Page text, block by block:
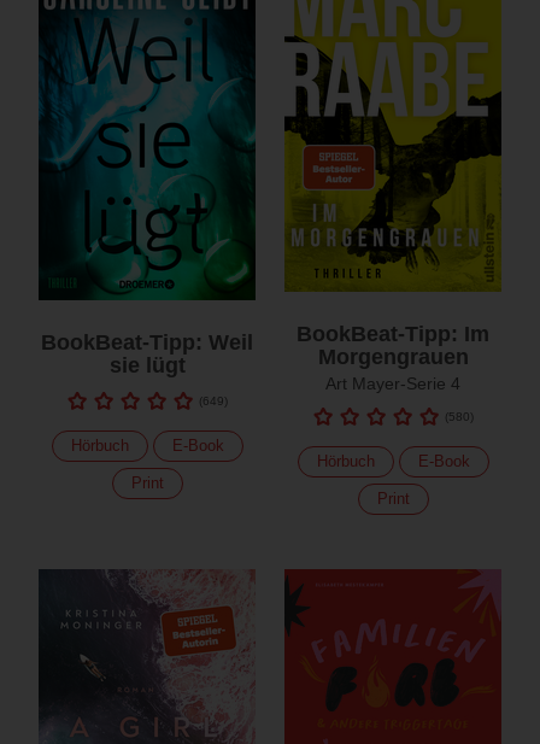
BookBeat-Tipp: Weil
sie lügt
(649)
Hörbuch E-Book
Print
BookBeat-Tipp: Im
Morgengrauen
Art Mayer-Serie 4
(580)
Hörbuch E-Book
Print